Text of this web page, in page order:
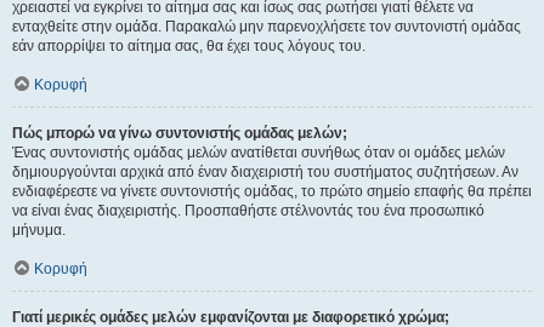
χρειαστεί να εγκρίνει το αίτημα σας και ίσως σας ρωτήσει γιατί θέλετε να
ενταχθείτε στην ομάδα. Παρακαλώ μην παρενοχλήσετε τον συντονιστή ομάδας
εάν απορρίψει το αίτημα σας, θα έχει τους λόγους του.
Κορυφή
Πώς μπορώ να γίνω συντονιστής ομάδας μελών;
Ένας συντονιστής ομάδας μελών ανατίθεται συνήθως όταν οι ομάδες μελών
δημιουργούνται αρχικά από έναν διαχειριστή του συστήματος συζητήσεων. Αν
ενδιαφέρεστε να γίνετε συντονιστής ομάδας, το πρώτο σημείο επαφής θα πρέπει
να είναι ένας διαχειριστής. Προσπαθήστε στέλνοντάς του ένα προσωπικό
μήνυμα.
Κορυφή
Γιατί μερικές ομάδες μελών εμφανίζονται με διαφορετικό χρώμα;